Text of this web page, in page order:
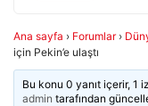
Ana sayfa › Forumlar ›
için Pekin’e ulaştı
Bu konu 0 yanıt içerir, 1
admin tarafından